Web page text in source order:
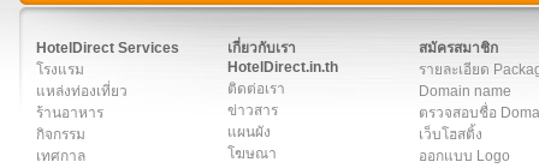
HotelDirect Services
โรงแรม
แหล่งท่องเที่ยว
ร้านอาหาร
กิจกรรม
เทศกาล
เกี่ยวกับเรา
HotelDirect.in.th
ติดต่อเรา
ข่าวสาร
แผนผัง
โฆษณา
สมัครสมาชิก
รายละเอียด
Domain name
ตรวจสอบชื่อ
เว็บโฮสติ้ง
ออกแบบ Logo